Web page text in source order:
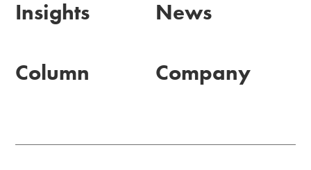
Insights News
Column Company